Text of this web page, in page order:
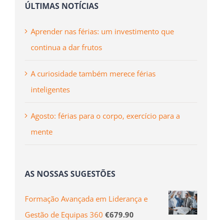
ÚLTIMAS NOTÍCIAS
Aprender nas férias: um investimento que
continua a dar frutos
A curiosidade também merece férias
inteligentes
Agosto: férias para o corpo, exercício para a
mente
AS NOSSAS SUGESTÕES
Formação Avançada em Liderança e
Gestão de Equipas 360 €679.90